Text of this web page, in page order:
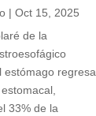
|Oct 15, 2025
de la
estómago regresa
33% de la